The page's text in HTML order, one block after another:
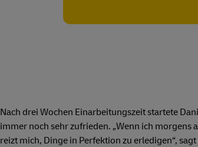
Nach drei Wochen Einarbeitungszeit startete
immer noch sehr zufrieden. „Wenn ich morgens
reizt mich, Dinge in Perfektion zu erledigen“,